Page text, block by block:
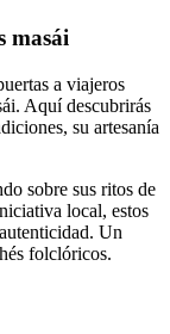
masái
a viajeros
Aquí descubrirás
su artesanía
sobre sus ritos de
local, estos
Un
folclóricos.